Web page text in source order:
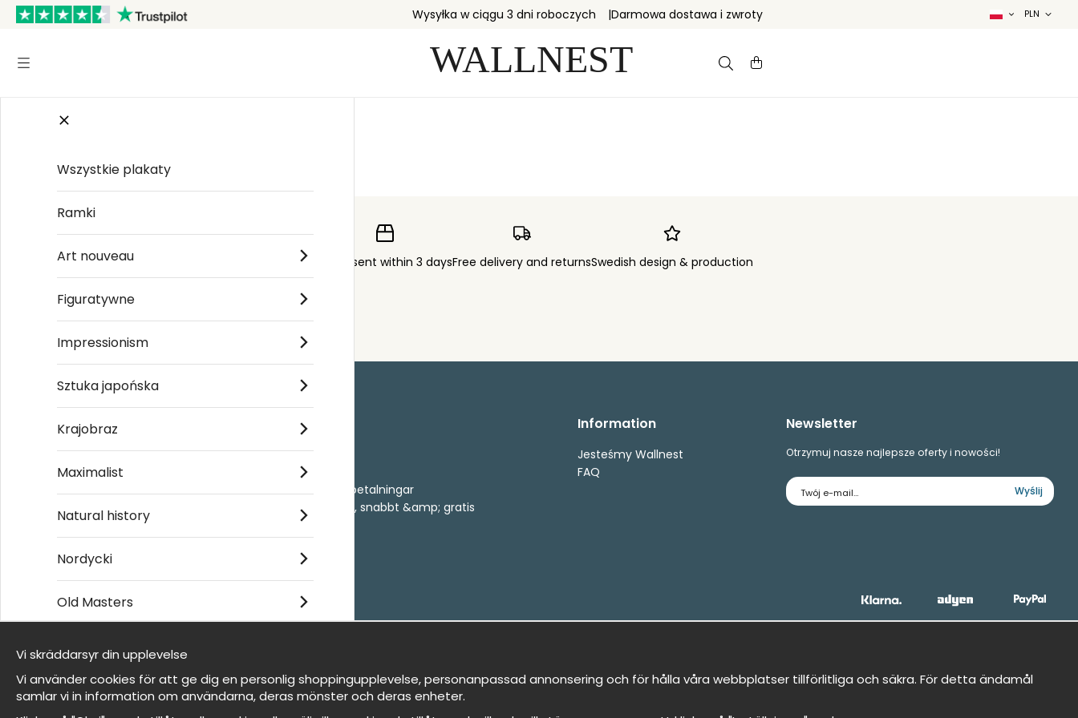
Wysyłka w ciągu 3 dni roboczych Darmowa dostawa i zwroty
Order sent within 3 daysFree delivery and returnsSwedish design & production
Kontakta oss
- Returer och återbetalningar
- Leverans - enkelt, snabbt &amp; gratis
Om cookies
Mina favoriter
Information
Jesteśmy Wallnest
FAQ
Newsletter
Otrzymuj nasze najlepsze oferty i nowości!
Adres
e-
Wyślij
Et harum quidem rerum facilis est et expedita
Wszystkie plakaty
Ramki
Art nouveau
Figuratywne
Impressionism
Sztuka japońska
Krajobraz
Maximalist
Natural history
Nordycki
Old Masters
Jesteśmy Wallnest
FAQ
Vi skräddarsyr din upplevelse
Vi använder cookies för att ge dig en personlig shoppingupplevelse, personanpassad annonsering och för hålla våra webbplatser tillförlitliga och säkra. För detta ändamål
samlar vi in information om användarna, deras mönster och deras enheter.